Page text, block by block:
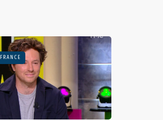
FRANCE